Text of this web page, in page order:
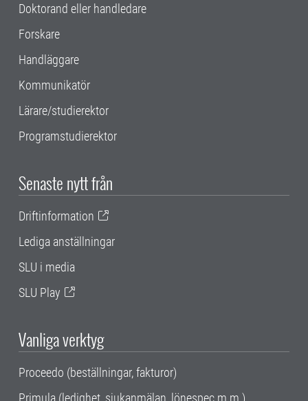
Doktorand eller handledare
Forskare
Handläggare
Kommunikatör
Lärare/studierektor
Programstudierektor
Senaste nytt från
Driftinformation
Lediga anställningar
SLU i media
SLU Play
Vanliga verktyg
Proceedo (beställningar, fakturor)
Primula (ledighet, sjukanmälan, lönespec m.m.)